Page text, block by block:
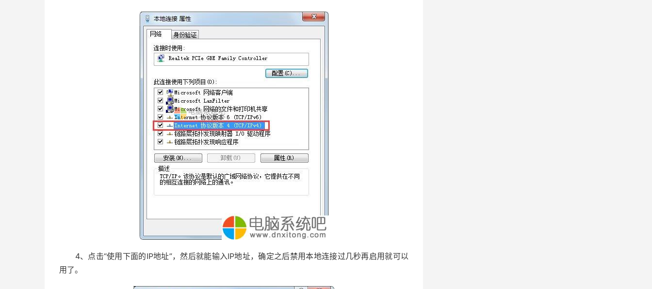
4、点击“使用下面的IP地址”，然后就能输入IP地址，确定之后禁用本地连接过几秒再启用就可以
用了。